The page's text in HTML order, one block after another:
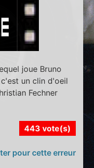
joue Bruno
c'est un clin d'oeil
Fechner
443 vote(s)
pour cette erreur